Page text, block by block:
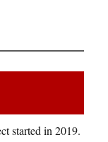
started in 2019.